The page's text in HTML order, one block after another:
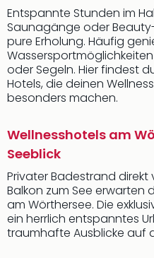
Entspannte Stunden im
Saunagänge oder
pure Erholung. Häufig
oder Segeln. Hier findest
Hotels, die deinen
besonders machen.
Wellnesshotels am
Seeblick
Privater Badestrand direkt
Balkon zum See erwarten
am Wörthersee. Die
ein herrlich entspanntes
traumhafte Ausblicke auf